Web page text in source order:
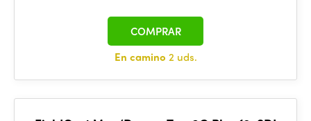
En camino 2 uds.
COMPRAR